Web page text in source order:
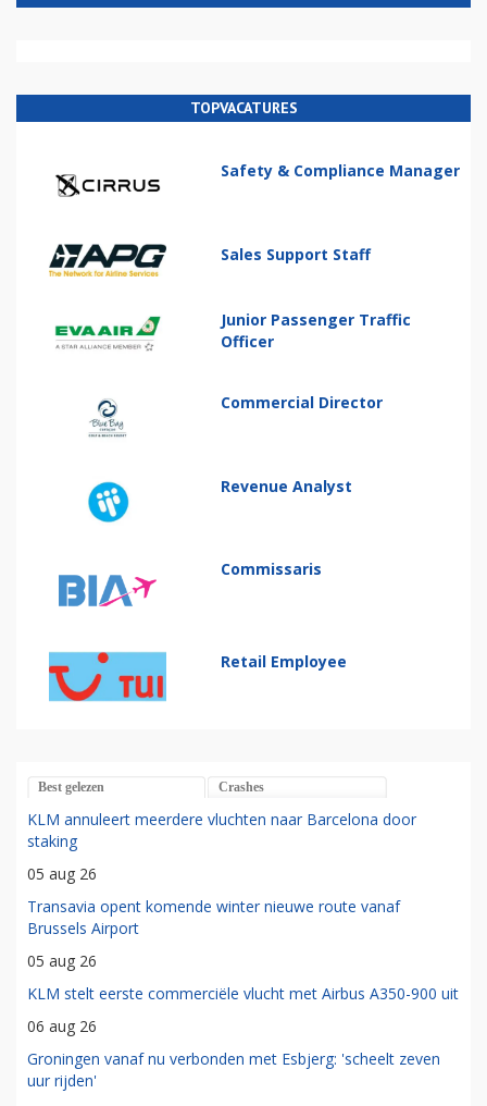
TOPVACATURES
Safety & Compliance Manager
Sales Support Staff
Junior Passenger Traffic
Officer
Commercial Director
Revenue Analyst
Commissaris
Retail Employee
Best gelezen Crashes
KLM annuleert meerdere vluchten naar Barcelona door
staking
05 aug 26
Transavia opent komende winter nieuwe route vanaf
Brussels Airport
05 aug 26
KLM stelt eerste commerciële vlucht met Airbus A350-900 uit
06 aug 26
Groningen vanaf nu verbonden met Esbjerg: 'scheelt zeven
uur rijden'